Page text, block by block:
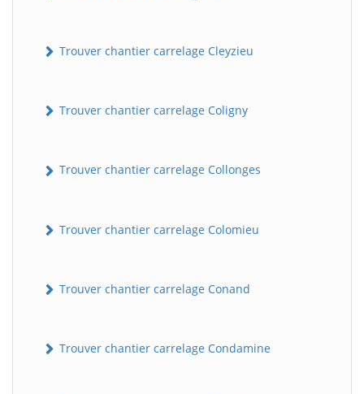
Trouver chantier carrelage Cleyzieu
Trouver chantier carrelage Coligny
Trouver chantier carrelage Collonges
Trouver chantier carrelage Colomieu
Trouver chantier carrelage Conand
Trouver chantier carrelage Condamine